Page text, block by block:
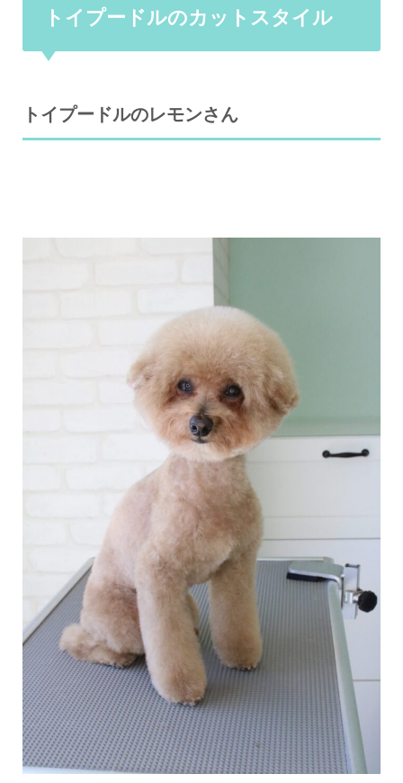
トイプードルのカットスタイル
トイプードルのレモンさん